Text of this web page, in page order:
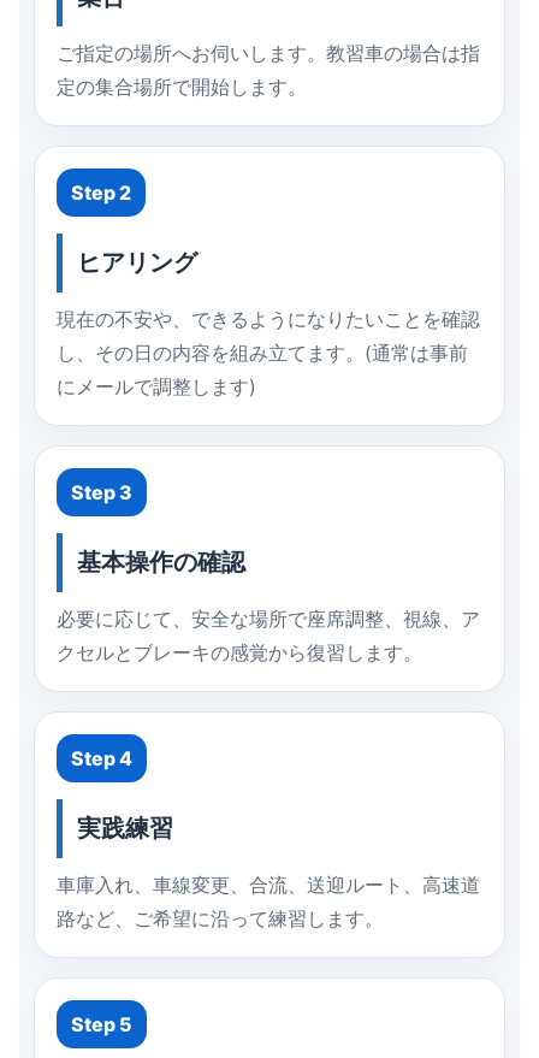
ご指定の場所へお伺いします。教習車の場合は指
定の集合場所で開始します。
Step 2
ヒアリング
現在の不安や、できるようになりたいことを確認
し、その日の内容を組み立てます。(通常は事前
にメールで調整します)
Step 3
基本操作の確認
必要に応じて、安全な場所で座席調整、視線、ア
クセルとブレーキの感覚から復習します。
Step 4
実践練習
車庫入れ、車線変更、合流、送迎ルート、高速道
路など、ご希望に沿って練習します。
Step 5